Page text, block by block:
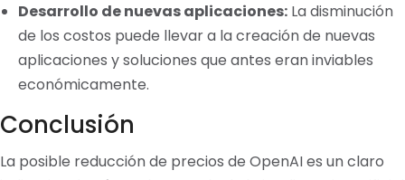
Desarrollo de nuevas aplicaciones: La disminución
de los costos puede llevar a la creación de nuevas
aplicaciones y soluciones que antes eran inviables
económicamente.
Conclusión
La posible reducción de precios de OpenAI es un claro